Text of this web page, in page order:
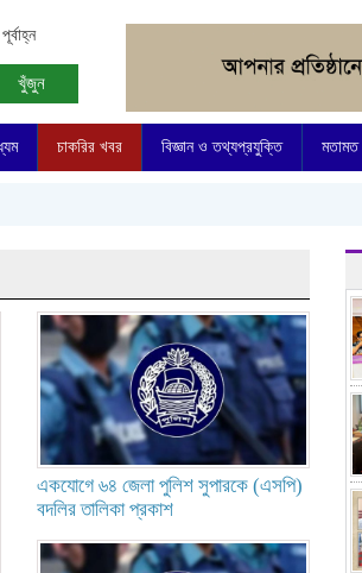
খুঁজুন
চাকরির খবর বিজ্ঞান ও তথ্যপ্রযুক্তি মতামত
একযোগে ৬৪ জেলা পুলিশ সুপারকে (এসপি)
বদলির তালিকা প্রকাশ